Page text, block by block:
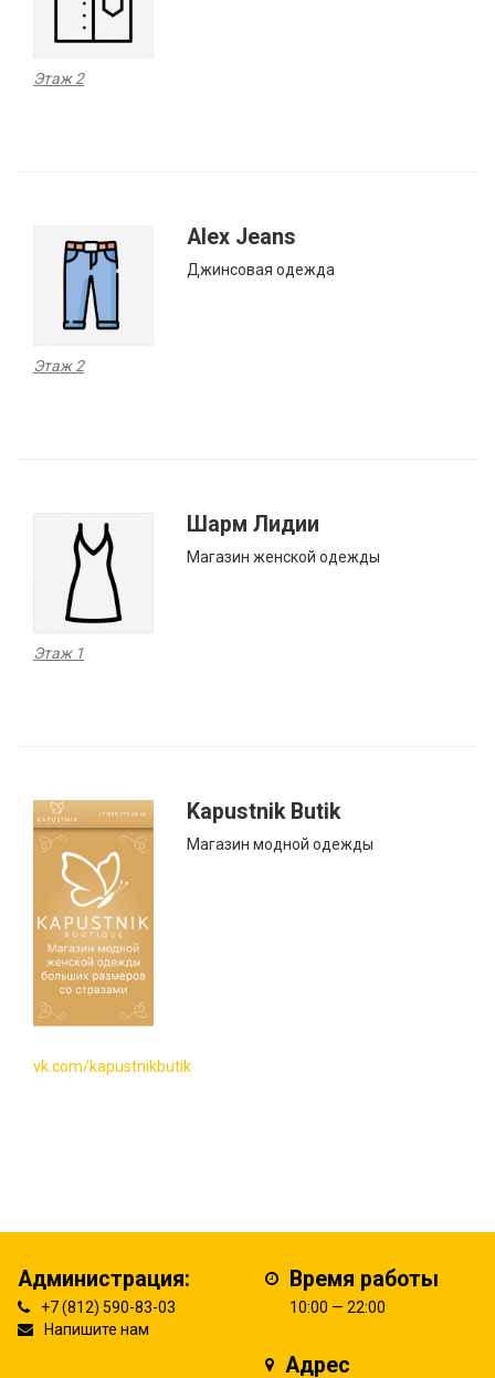
Этаж 2
Alex Jeans
Джинсовая одежда
Этаж 2
Шарм Лидии
Магазин женской одежды
Этаж 1
Kapustnik Butik
Магазин модной одежды
vk.com/kapustnikbutik
Администрация:
+7 (812) 590-83-03
Напишите нам
Время работы
10:00 — 22:00
Адрес